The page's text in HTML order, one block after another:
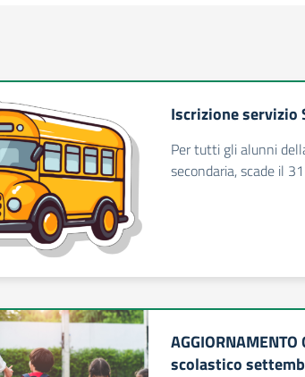
Iscrizione servizio
Per tutti gli alunni
secondaria, scade il
scolastico